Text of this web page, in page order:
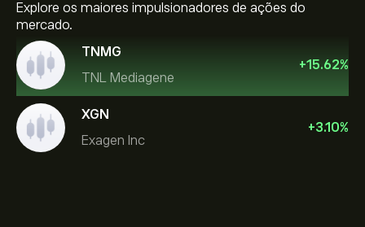
Explore os maiores impulsionadores de ações do
mercado.
TNMG
TNL Mediagene
+15.62%
XGN
Exagen Inc
+3.10%